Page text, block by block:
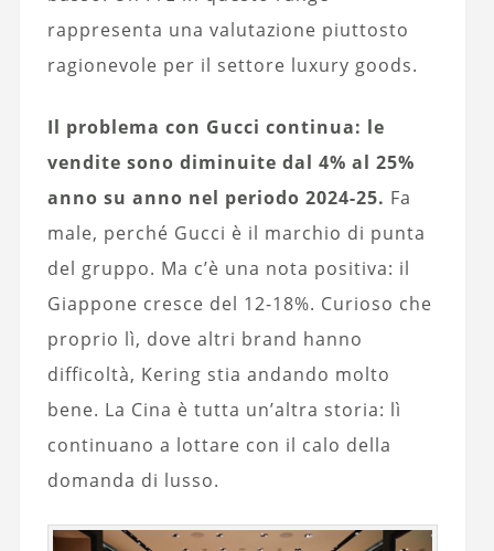
rappresenta una valutazione piuttosto
ragionevole per il settore luxury goods.
Il problema con Gucci continua: le
vendite sono diminuite dal 4% al 25%
anno su anno nel periodo 2024-25. Fa
male, perché Gucci è il marchio di punta
del gruppo. Ma c’è una nota positiva: il
Giappone cresce del 12-18%. Curioso che
proprio lì, dove altri brand hanno
difficoltà, Kering stia andando molto
bene. La Cina è tutta un’altra storia: lì
continuano a lottare con il calo della
domanda di lusso.